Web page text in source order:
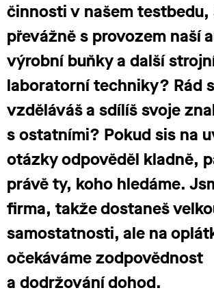
činnosti v našem testbedu,
převážně s provozem naší
výrobní buňky a další
laboratorní techniky? Rád
vzděláváš a sdílíš svoje
s ostatními? Pokud sis na
otázky odpověděl kladně,
právě ty, koho hledáme.
firma, takže dostaneš
samostatnosti, ale na
očekáváme zodpovědnost
a dodržování dohod.